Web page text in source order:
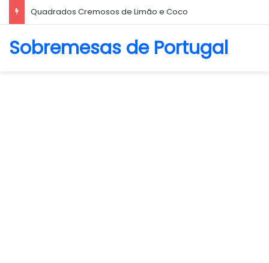
Biscoito Amanteigado
Sobremesas de Portugal